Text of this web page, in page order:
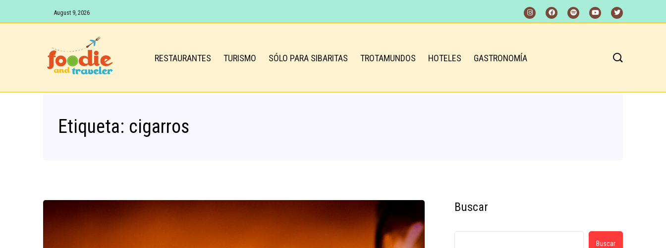
August 9, 2026
RESTAURANTES TURISMO SÓLO PARA SIBARITAS TROTAMUNDOS HOTELES GASTRONOMÍA
Etiqueta: cigarros
Buscar
Buscar